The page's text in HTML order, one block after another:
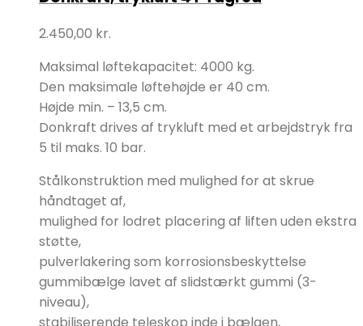
2.450,00 kr.
Maksimal løftekapacitet: 4000 kg.
Den maksimale løftehøjde er 40 cm.
Højde min. – 13,5 cm.
Donkraft drives af trykluft med et arbejdstryk fra
5 til maks. 10 bar.
Stålkonstruktion med mulighed for at skrue
håndtaget af,
mulighed for lodret placering af liften uden ekstra
støtte,
pulverlakering som korrosionsbeskyttelse
gummibælge lavet af slidstærkt gummi (3-
niveau),